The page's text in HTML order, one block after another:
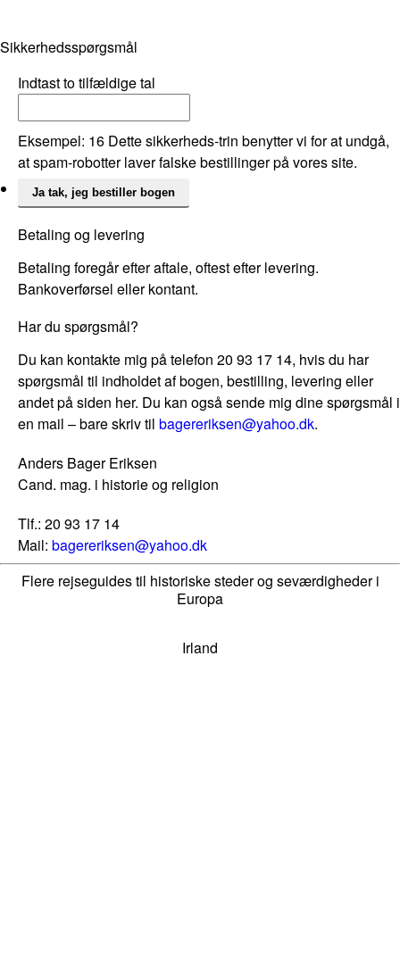
Sikkerhedsspørgsmål
Indtast to tilfældige tal
Eksempel: 16 Dette sikkerheds-trin benytter vi for at undgå,
at spam-robotter laver falske bestillinger på vores site.
Betaling og levering
Betaling foregår efter aftale, oftest efter levering.
Bankoverførsel eller kontant.
Har du spørgsmål?
Du kan kontakte mig på telefon 20 93 17 14, hvis du har
spørgsmål til indholdet af bogen, bestilling, levering eller
andet på siden her. Du kan også sende mig dine spørgsmål i
en mail – bare skriv til bagereriksen@yahoo.dk.
Anders Bager Eriksen
Cand. mag. i historie og religion
Tlf.: 20 93 17 14
Mail: bagereriksen@yahoo.dk
Flere rejseguides til historiske steder og seværdigheder i
Europa
Irland